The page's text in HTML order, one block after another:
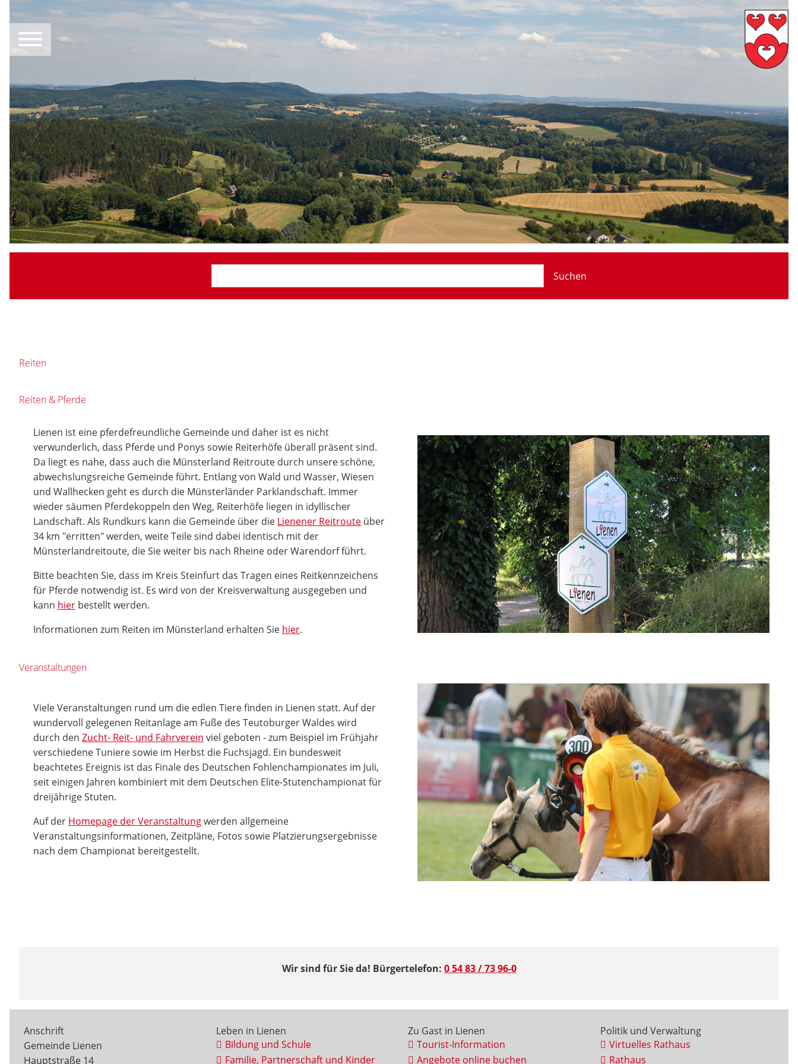
Suchen
Reiten
Reiten & Pferde
Lienen ist eine pferdefreundliche Gemeinde und daher ist es nicht
verwunderlich, dass Pferde und Ponys sowie Reiterhöfe überall präsent sind.
Da liegt es nahe, dass auch die Münsterland Reitroute durch unsere schöne,
abwechslungsreiche Gemeinde führt. Entlang von Wald und Wasser, Wiesen
und Wallhecken geht es durch die Münsterländer Parklandschaft. Immer
wieder säumen Pferdekoppeln den Weg, Reiterhöfe liegen in idyllischer
Landschaft. Als Rundkurs kann die Gemeinde über die Lienener Reitroute über
34 km "erritten" werden, weite Teile sind dabei identisch mit der
Münsterlandreitoute, die Sie weiter bis nach Rheine oder Warendorf führt.
Bitte beachten Sie, dass im Kreis Steinfurt das Tragen eines Reitkennzeichens
für Pferde notwendig ist. Es wird von der Kreisverwaltung ausgegeben und
kann hier bestellt werden.
Informationen zum Reiten im Münsterland erhalten Sie hier.
Veranstaltungen
Viele Veranstaltungen rund um die edlen Tiere finden in Lienen statt. Auf der
wundervoll gelegenen Reitanlage am Fuße des Teutoburger Waldes wird
durch den Zucht- Reit- und Fahrverein viel geboten - zum Beispiel im Frühjahr
verschiedene Tuniere sowie im Herbst die Fuchsjagd. Ein bundesweit
beachtetes Ereignis ist das Finale des Deutschen Fohlenchampionates im Juli,
seit einigen Jahren kombiniert mit dem Deutschen Elite-Stutenchampionat für
dreijährige Stuten.
Auf der Homepage der Veranstaltungwerden allgemeine
Veranstaltungsinformationen, Zeitpläne, Fotos sowie Platzierungsergebnisse
nach dem Championat bereitgestellt.
Wir sind für Sie da! Bürgertelefon: 0 54 83 / 73 96-0
Anschrift
Gemeinde Lienen
Hauptstraße 14
Leben in Lienen
Bildung und Schule
Familie, Partnerschaft und Kinder
Zu Gast in Lienen
Tourist-Information
Angebote online buchen
Politik und Verwaltung
Virtuelles Rathaus
Rathaus